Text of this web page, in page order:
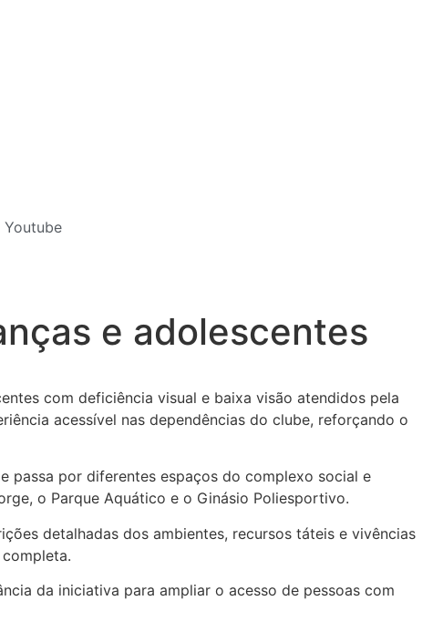
Youtube
e adolescentes
com deficiência visual e baixa visão atendidos pela
acessível nas dependências do clube, reforçando o
passa por diferentes espaços do complexo social e
o Parque Aquático e o Ginásio Poliesportivo.
detalhadas dos ambientes, recursos táteis e vivências
da iniciativa para ampliar o acesso de pessoas com